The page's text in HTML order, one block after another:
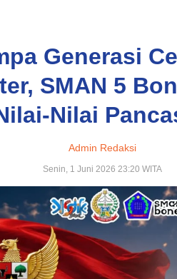
Generasi
SMAN 5
Nilai
Admin Redaksi
Senin, 1 Juni 2026 23:20 WITA